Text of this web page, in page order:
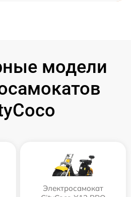
модели
Электросамокат